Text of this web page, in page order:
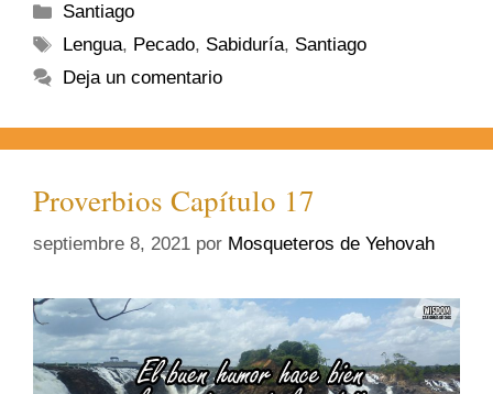
Santiago
Lengua, Pecado, Sabiduría, Santiago
Deja un comentario
Proverbios Capítulo 17
septiembre 8, 2021 por Mosqueteros de Yehovah